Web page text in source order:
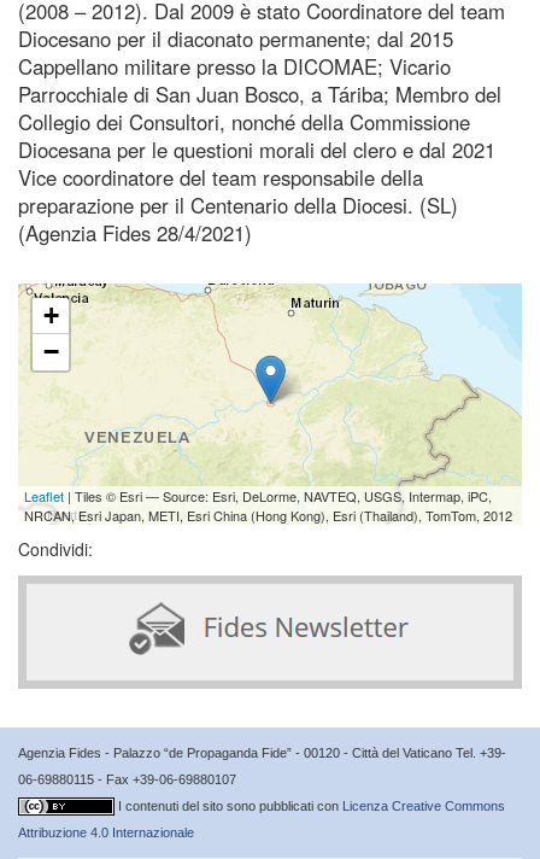
(2008 – 2012). Dal 2009 è stato Coordinatore del team
Diocesano per il diaconato permanente; dal 2015
Cappellano militare presso la DICOMAE; Vicario
Parrocchiale di San Juan Bosco, a Táriba; Membro del
Collegio dei Consultori, nonché della Commissione
Diocesana per le questioni morali del clero e dal 2021
Vice coordinatore del team responsabile della
preparazione per il Centenario della Diocesi. (SL)
(Agenzia Fides 28/4/2021)
+
−
Leaflet | Tiles © Esri — Source: Esri, DeLorme, NAVTEQ, USGS, Intermap, iPC,
NRCAN, Esri Japan, METI, Esri China (Hong Kong), Esri (Thailand), TomTom, 2012
Condividi:
Agenzia Fides - Palazzo “de Propaganda Fide” - 00120 - Città del Vaticano Tel. +39-
06-69880115 - Fax +39-06-69880107
I contenuti del sito sono pubblicati con Licenza Creative Commons
Attribuzione 4.0 Internazionale